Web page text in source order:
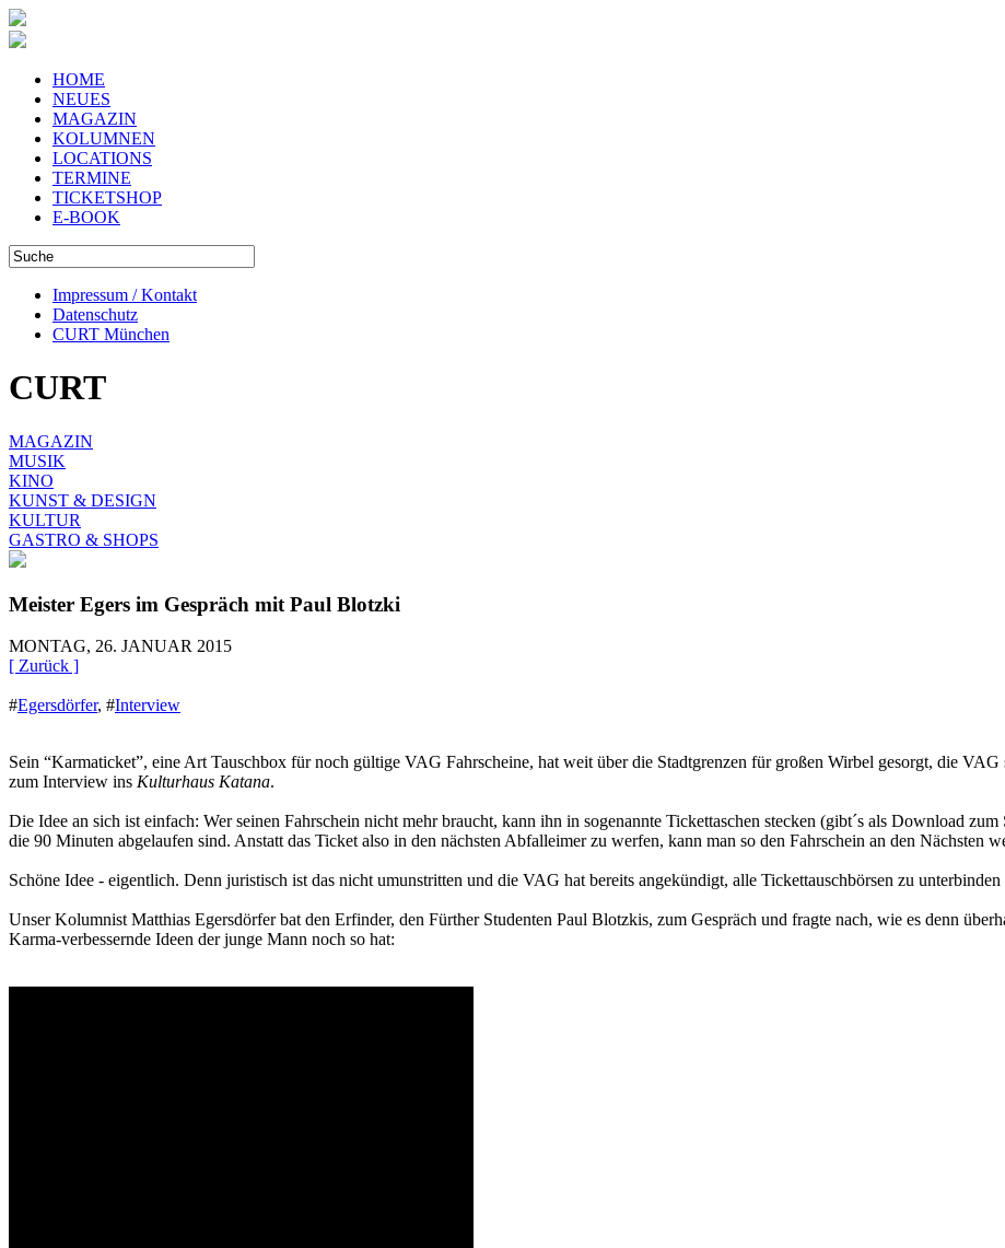
HOME
NEUES
MAGAZIN
KOLUMNEN
LOCATIONS
TERMINE
TICKETSHOP
E-BOOK
Impressum / Kontakt
Datenschutz
CURT München
CURT
MAGAZIN
MUSIK
KINO
KUNST & DESIGN
KULTUR
GASTRO & SHOPS
Meister Egers im Gespräch mit Paul Blotzki
MONTAG, 26. JANUAR 2015
[ Zurück ]
#Egersdörfer, #Interview
Sein “Karmaticket”, eine Art Tauschbox für noch gültige VAG Fahrscheine, hat weit über die Stadtgrenzen für großen Wirbel gesorgt, die
zum Interview ins Kulturhaus Katana.
Die Idee an sich ist einfach: Wer seinen Fahrschein nicht mehr braucht, kann ihn in sogenannte Tickettaschen stecken (gibt´s als Download
die 90 Minuten abgelaufen sind. Anstatt das Ticket also in den nächsten Abfalleimer zu werfen, kann man so den Fahrschein an den Nächsten
Schöne Idee - eigentlich. Denn juristisch ist das nicht umunstritten und die VAG hat bereits angekündigt, alle Tickettauschbörsen zu
Unser Kolumnist Matthias Egersdörfer bat den Erfinder, den Fürther Studenten Paul Blotzkis, zum Gespräch und fragte nach, wie es denn
Karma-verbessernde Ideen der junge Mann noch so hat: